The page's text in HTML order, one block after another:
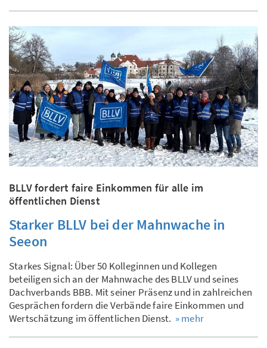
BLLV fordert faire Einkommen für alle im
öffentlichen Dienst
Starker BLLV bei der Mahnwache in
Seeon
Starkes Signal: Über 50 Kolleginnen und Kollegen
beteiligen sich an der Mahnwache des BLLV und seines
Dachverbands BBB. Mit seiner Präsenz und in zahlreichen
Gesprächen fordern die Verbände faire Einkommen und
Wertschätzung im öffentlichen Dienst. » mehr